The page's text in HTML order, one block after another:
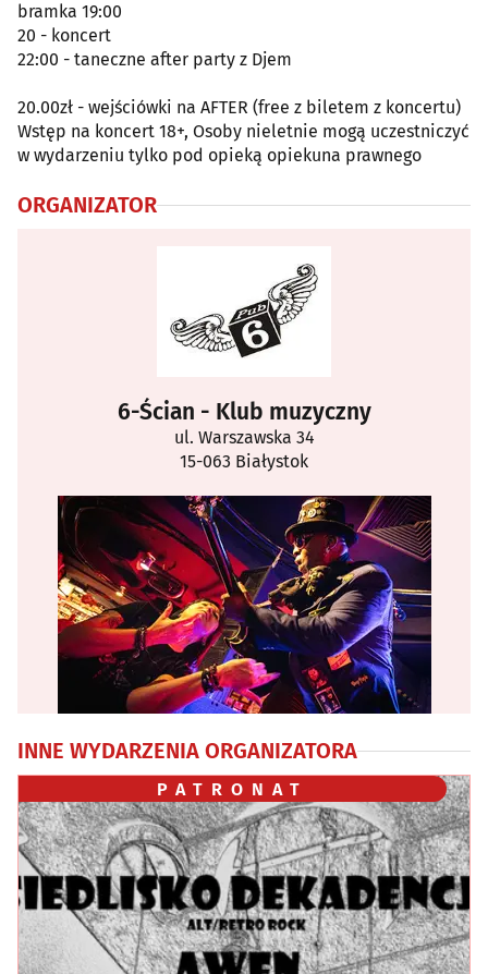
bramka 19:00
20 - koncert
22:00 - taneczne after party z Djem
20.00zł - wejściówki na AFTER (free z biletem z koncertu)
Wstęp na koncert 18+, Osoby nieletnie mogą uczestniczyć
w wydarzeniu tylko pod opieką opiekuna prawnego
ORGANIZATOR
6-Ścian - Klub muzyczny
ul. Warszawska 34
15-063 Białystok
INNE WYDARZENIA ORGANIZATORA
PATRONAT